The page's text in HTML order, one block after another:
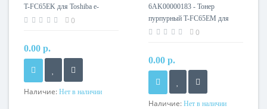
T-FC65EK для Toshiba e-
STUDIО5540с/6540с/6550с
0
0.00 р.
Наличие: Нет в наличии
6AK00000183 - Тонер
пурпурный T-FC65EM для
Toshiba e-
0
0.00 р.
Наличие: Нет в наличии